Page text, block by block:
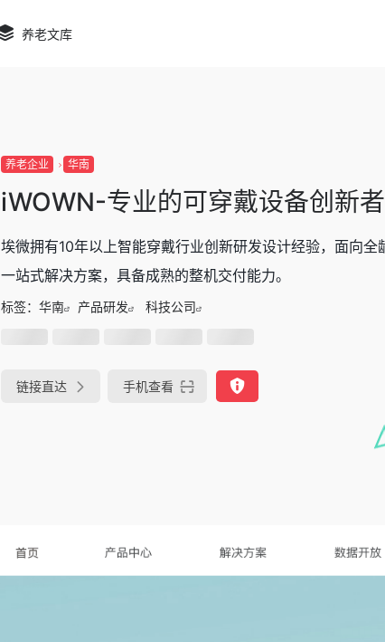
养老文库
养老企业 华南
iWOWN-专业的可穿戴设备创新
埃微拥有10年以上智能穿戴行业创新研发设计经验，面向
一站式解决方案，具备成熟的整机交付能力。
标签： 华南 产品研发 科技公司
链接直达 手机查看